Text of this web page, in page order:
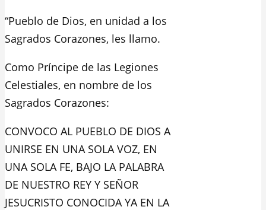
“Pueblo de Dios, en unidad a los
Sagrados Corazones, les llamo.
Como Príncipe de las Legiones
Celestiales, en nombre de los
Sagrados Corazones:
CONVOCO AL PUEBLO DE DIOS A
UNIRSE EN UNA SOLA VOZ, EN
UNA SOLA FE, BAJO LA PALABRA
DE NUESTRO REY Y SEÑOR
JESUCRISTO CONOCIDA YA EN LA